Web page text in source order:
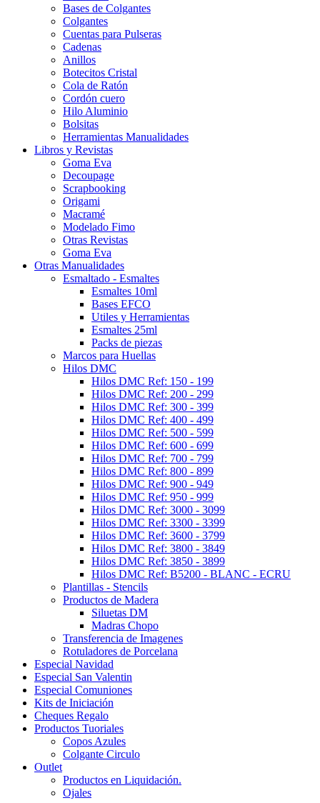
Bases de Colgantes
Colgantes
Cuentas para Pulseras
Cadenas
Anillos
Botecitos Cristal
Cola de Ratón
Cordón cuero
Hilo Aluminio
Bolsitas
Herramientas Manualidades
Libros y Revistas
Goma Eva
Decoupage
Scrapbooking
Origami
Macramé
Modelado Fimo
Otras Revistas
Goma Eva
Otras Manualidades
Esmaltado - Esmaltes
Esmaltes 10ml
Bases EFCO
Utiles y Herramientas
Esmaltes 25ml
Packs de piezas
Marcos para Huellas
Hilos DMC
Hilos DMC Ref: 150 - 199
Hilos DMC Ref: 200 - 299
Hilos DMC Ref: 300 - 399
Hilos DMC Ref: 400 - 499
Hilos DMC Ref: 500 - 599
Hilos DMC Ref: 600 - 699
Hilos DMC Ref: 700 - 799
Hilos DMC Ref: 800 - 899
Hilos DMC Ref: 900 - 949
Hilos DMC Ref: 950 - 999
Hilos DMC Ref: 3000 - 3099
Hilos DMC Ref: 3300 - 3399
Hilos DMC Ref: 3600 - 3799
Hilos DMC Ref: 3800 - 3849
Hilos DMC Ref: 3850 - 3899
Hilos DMC Ref: B5200 - BLANC - ECRU
Plantillas - Stencils
Productos de Madera
Siluetas DM
Madras Chopo
Transferencia de Imagenes
Rotuladores de Porcelana
Especial Navidad
Especial San Valentin
Especial Comuniones
Kits de Iniciación
Cheques Regalo
Productos Tuoriales
Copos Azules
Colgante Circulo
Outlet
Productos en Liquidación.
Ojales